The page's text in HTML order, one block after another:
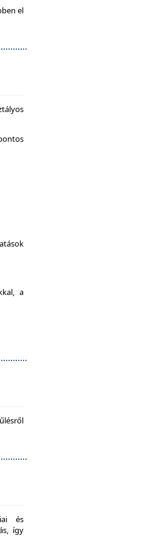
el
a
és
így